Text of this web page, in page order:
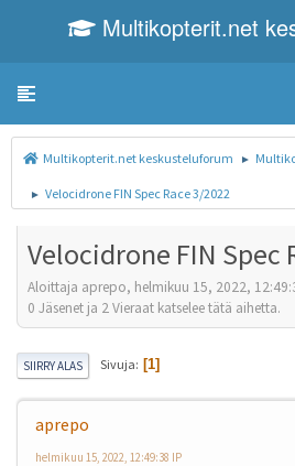
Multikopterit.net
Toggle navigation
Multikopterit.net keskusteluforum ►
► Velocidrone FIN Spec Race 3/2022
Velocidrone FIN Spec
Aloittaja aprepo, helmikuu 15, 2022,
0 Jäsenet ja 2 Vieraat katselee tätä aihetta.
SIIRRY ALAS Sivuja 1
aprepo
helmikuu 15, 2022, 12:49:38 IP